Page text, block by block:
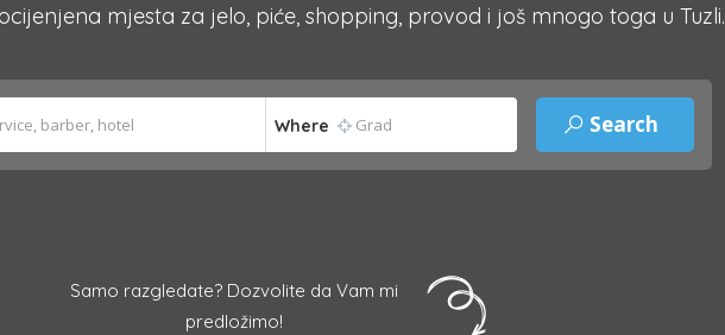
mjesta za jelo, piće, shopping, provod i još mnogo toga u Tuzli.
Where
Samo razgledate? Dozvolite da Vam mi
predložimo!